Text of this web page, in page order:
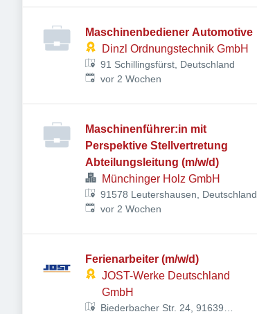
Maschinenbediener Automotive
Dinzl Ordnungstechnik GmbH
91 Schillingsfürst, Deutschland
Veröffentlicht:
vor 2 Wochen
Maschinenführer:in mit
Perspektive Stellvertretung
Abteilungsleitung (m/w/d)
Münchinger Holz GmbH
91578 Leutershausen, Deutschland
Veröffentlicht:
vor 2 Wochen
Ferienarbeiter (m/w/d)
JOST-Werke Deutschland
GmbH
Biederbacher Str. 24, 91639